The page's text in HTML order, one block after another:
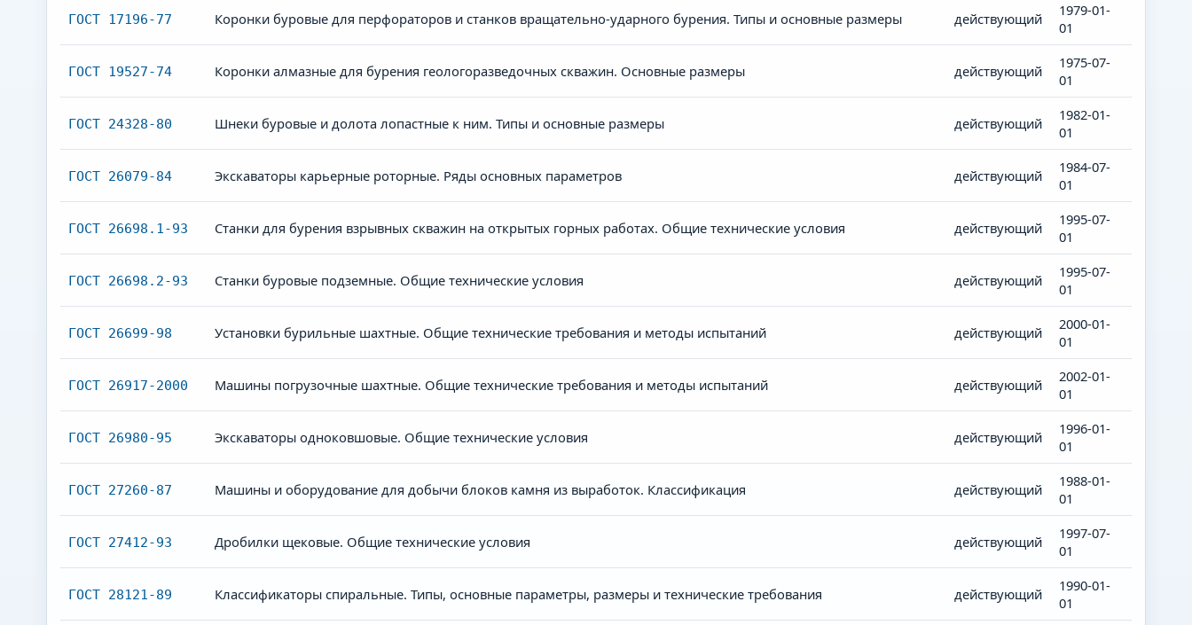
ГОСТ 17196-77 Коронки буровые для перфораторов и станков вращательно-ударного бурения. Типы и основные размеры действующий
1979-01-
01
ГОСТ 19527-74 Коронки алмазные для бурения геологоразведочных скважин. Основные размеры действующий
1975-07-
01
ГОСТ 24328-80 Шнеки буровые и долота лопастные к ним. Типы и основные размеры действующий
1982-01-
01
ГОСТ 26079-84 Экскаваторы карьерные роторные. Ряды основных параметров действующий
1984-07-
01
ГОСТ 26698.1-93 Станки для бурения взрывных скважин на открытых горных работах. Общие технические условия действующий
1995-07-
01
ГОСТ 26698.2-93 Станки буровые подземные. Общие технические условия действующий
1995-07-
01
ГОСТ 26699-98 Установки бурильные шахтные. Общие технические требования и методы испытаний действующий
2000-01-
01
ГОСТ 26917-2000 Машины погрузочные шахтные. Общие технические требования и методы испытаний действующий
2002-01-
01
ГОСТ 26980-95 Экскаваторы одноковшовые. Общие технические условия действующий
1996-01-
01
ГОСТ 27260-87 Машины и оборудование для добычи блоков камня из выработок. Классификация действующий
1988-01-
01
ГОСТ 27412-93 Дробилки щековые. Общие технические условия действующий
1997-07-
01
ГОСТ 28121-89 Классификаторы спиральные. Типы, основные параметры, размеры и технические требования действующий
1990-01-
01